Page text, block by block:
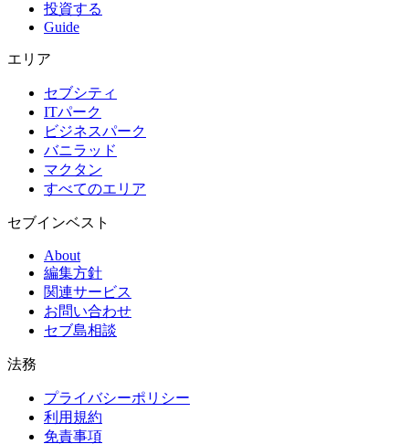
投資する
Guide
エリア
セブシティ
ITパーク
ビジネスパーク
バニラッド
マクタン
すべてのエリア
セブインベスト
About
編集方針
関連サービス
お問い合わせ
セブ島相談
法務
プライバシーポリシー
利用規約
免責事項